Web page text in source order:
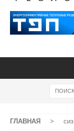
ГЛАВНАЯ > сиз